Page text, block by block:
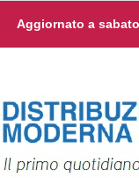
Aggiornato a